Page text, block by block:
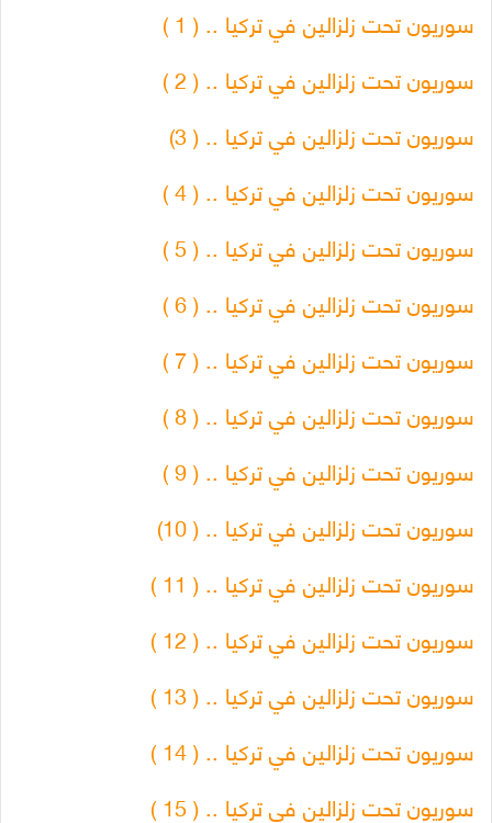
سوريون تحت زلزالين في تركيا .. ( 1 )
سوريون تحت زلزالين في تركيا .. ( 2 )
سوريون تحت زلزالين في تركيا .. ( 3)
سوريون تحت زلزالين في تركيا .. ( 4 )
سوريون تحت زلزالين في تركيا .. ( 5 )
سوريون تحت زلزالين في تركيا .. ( 6 )
سوريون تحت زلزالين في تركيا .. ( 7 )
سوريون تحت زلزالين في تركيا .. ( 8 )
سوريون تحت زلزالين في تركيا .. ( 9 )
سوريون تحت زلزالين في تركيا .. ( 10)
سوريون تحت زلزالين في تركيا .. ( 11 )
سوريون تحت زلزالين في تركيا .. ( 12 )
سوريون تحت زلزالين في تركيا .. ( 13 )
سوريون تحت زلزالين في تركيا .. ( 14 )
سوريون تحت زلزالين في تركيا .. ( 15 )